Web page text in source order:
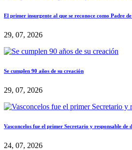
El primer insurgente al que se reconoce como Padre
29, 07, 2026
Se cumplen 90 años de su creación
29, 07, 2026
Vasconcelos fue el primer Secretario y responsable
24, 07, 2026